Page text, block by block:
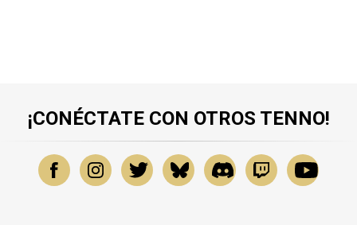
¡CONÉCTATE CON OTROS TENNO!